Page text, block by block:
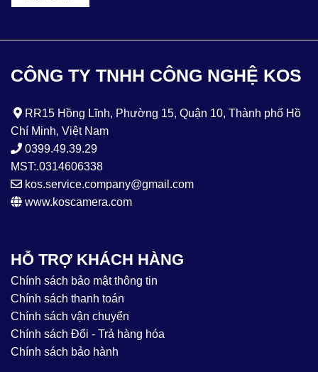
CÔNG TY TNHH CÔNG NGHỆ KOS
RR15 Hồng Lĩnh, Phường 15, Quận 10, Thành phố Hồ
Chí Minh, Việt Nam
0399.49.39.29
MST:.0314606338
kos.service.company@gmail.com
www.koscamera.com
HỖ TRỢ KHÁCH HÀNG
Chính sách bảo mật thông tin
Chính sách thanh toán
Chính sách vận chuyển
Chính sách Đổi - Trả hàng hóa
Chính sách bảo hành